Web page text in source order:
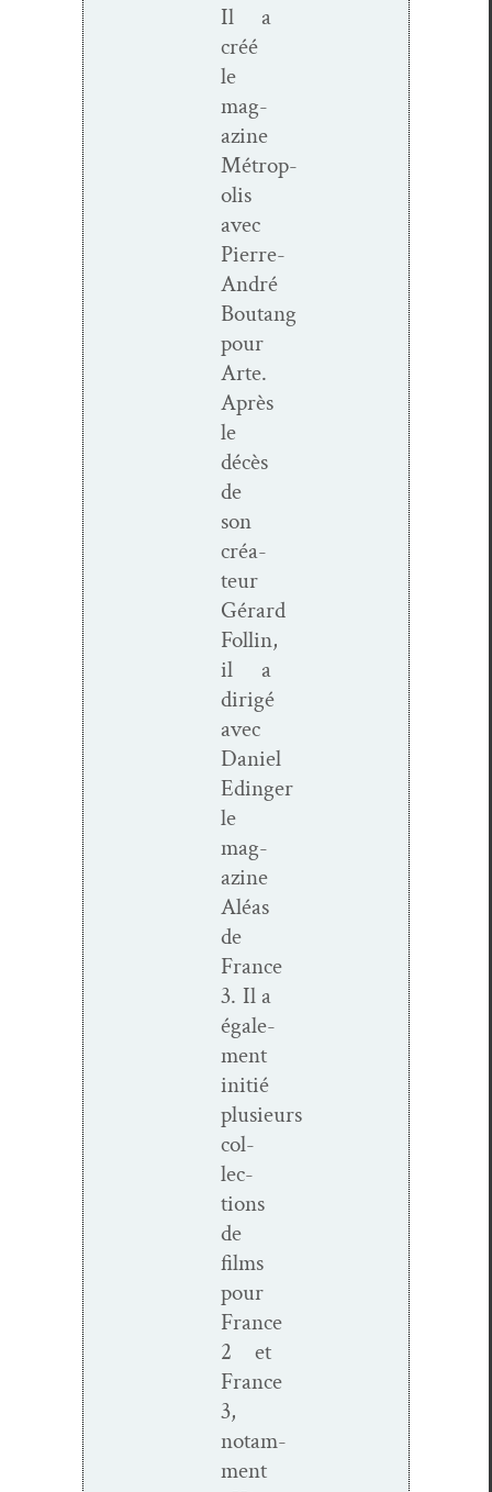
Il a
créé
le
mag­
a­zine
Métrop­
o­lis
avec
Pierre-
André
Boutang
pour
Arte.
Après
le
décès
de
son
créa­
teur
Gérard
Follin,
il a
dirigé
avec
Daniel
Edinger
le
mag­
a­zine
Aléas
de
France
3. Il a
égale­
ment
ini­tié
plusieurs
col­
lec­
tions
de
films
pour
France
2 et
France
3,
notam­
ment